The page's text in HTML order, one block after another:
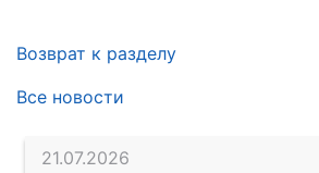
21.07.2026
Возврат к разделу
Все новости